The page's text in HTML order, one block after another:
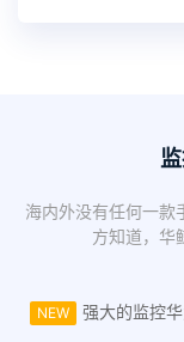
海内外没有任何一款
方知道，华
NEW 强大的监控